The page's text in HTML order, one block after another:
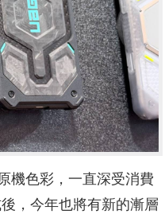
機色彩，一直深受消費
，今年也將有新的漸層